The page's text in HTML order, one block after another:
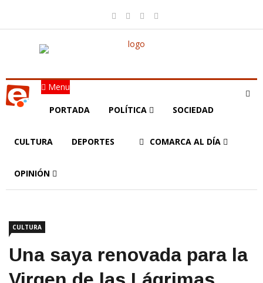
Menu
PORTADA POLÍTICA SOCIEDAD
CULTURA DEPORTES COMARCA AL DÍA
OPINIÓN
CULTURA
Una saya renovada para la